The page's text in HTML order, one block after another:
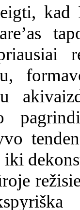
kad